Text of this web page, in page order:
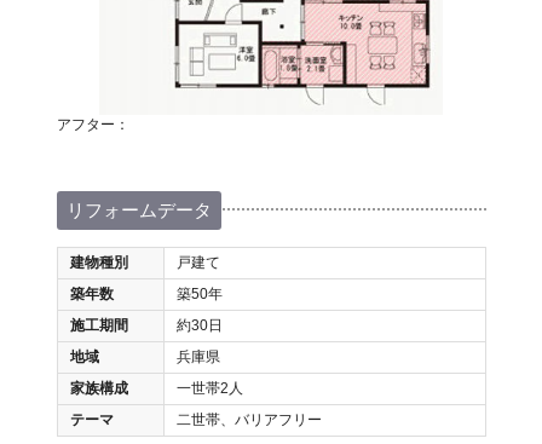
アフター：
リフォームデータ
建物種別
戸建て
築年数
築50年
施工期間
約30日
地域
兵庫県
家族構成
一世帯2人
テーマ
二世帯、バリアフリー